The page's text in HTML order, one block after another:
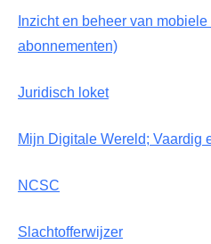
Inzicht en beheer van
abonnementen)
Juridisch loket
Mijn Digitale Wereld; Vaardig
NCSC
Slachtofferwijzer